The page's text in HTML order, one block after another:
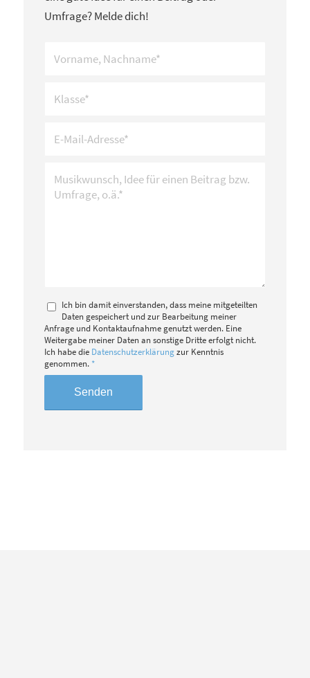
Umfrage? Melde dich!
Ich bin damit einverstanden, dass meine mitgeteilten
Daten gespeichert und zur Bearbeitung meiner
Anfrage und Kontaktaufnahme genutzt werden. Eine
Weitergabe meiner Daten an sonstige Dritte erfolgt nicht.
Ich habe die Datenschutzerklärungzur Kenntnis
genommen. *